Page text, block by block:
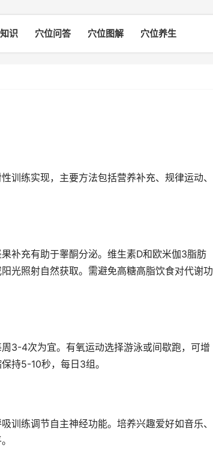
识 穴位问答 穴位图解 穴位养生
训练实现，主要方法包括营养补充、规律运动、
补充有助于睾酮分泌。维生素D和欧米伽3脂肪
光照射自然获取。需避免高糖高脂饮食对代谢功
3-4次为宜。有氧运动选择游泳或间歇跑，可增
持5-10秒，每日3组。
训练调节自主神经功能。培养兴趣爱好如音乐、